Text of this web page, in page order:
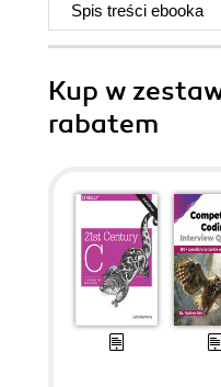
Spis treści ebooka
Kup w
rabatem